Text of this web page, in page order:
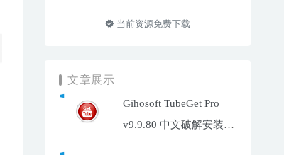
当前资源免费下载
文章展示
Gihosoft TubeGet Pro
v9.9.80 中文破解安装